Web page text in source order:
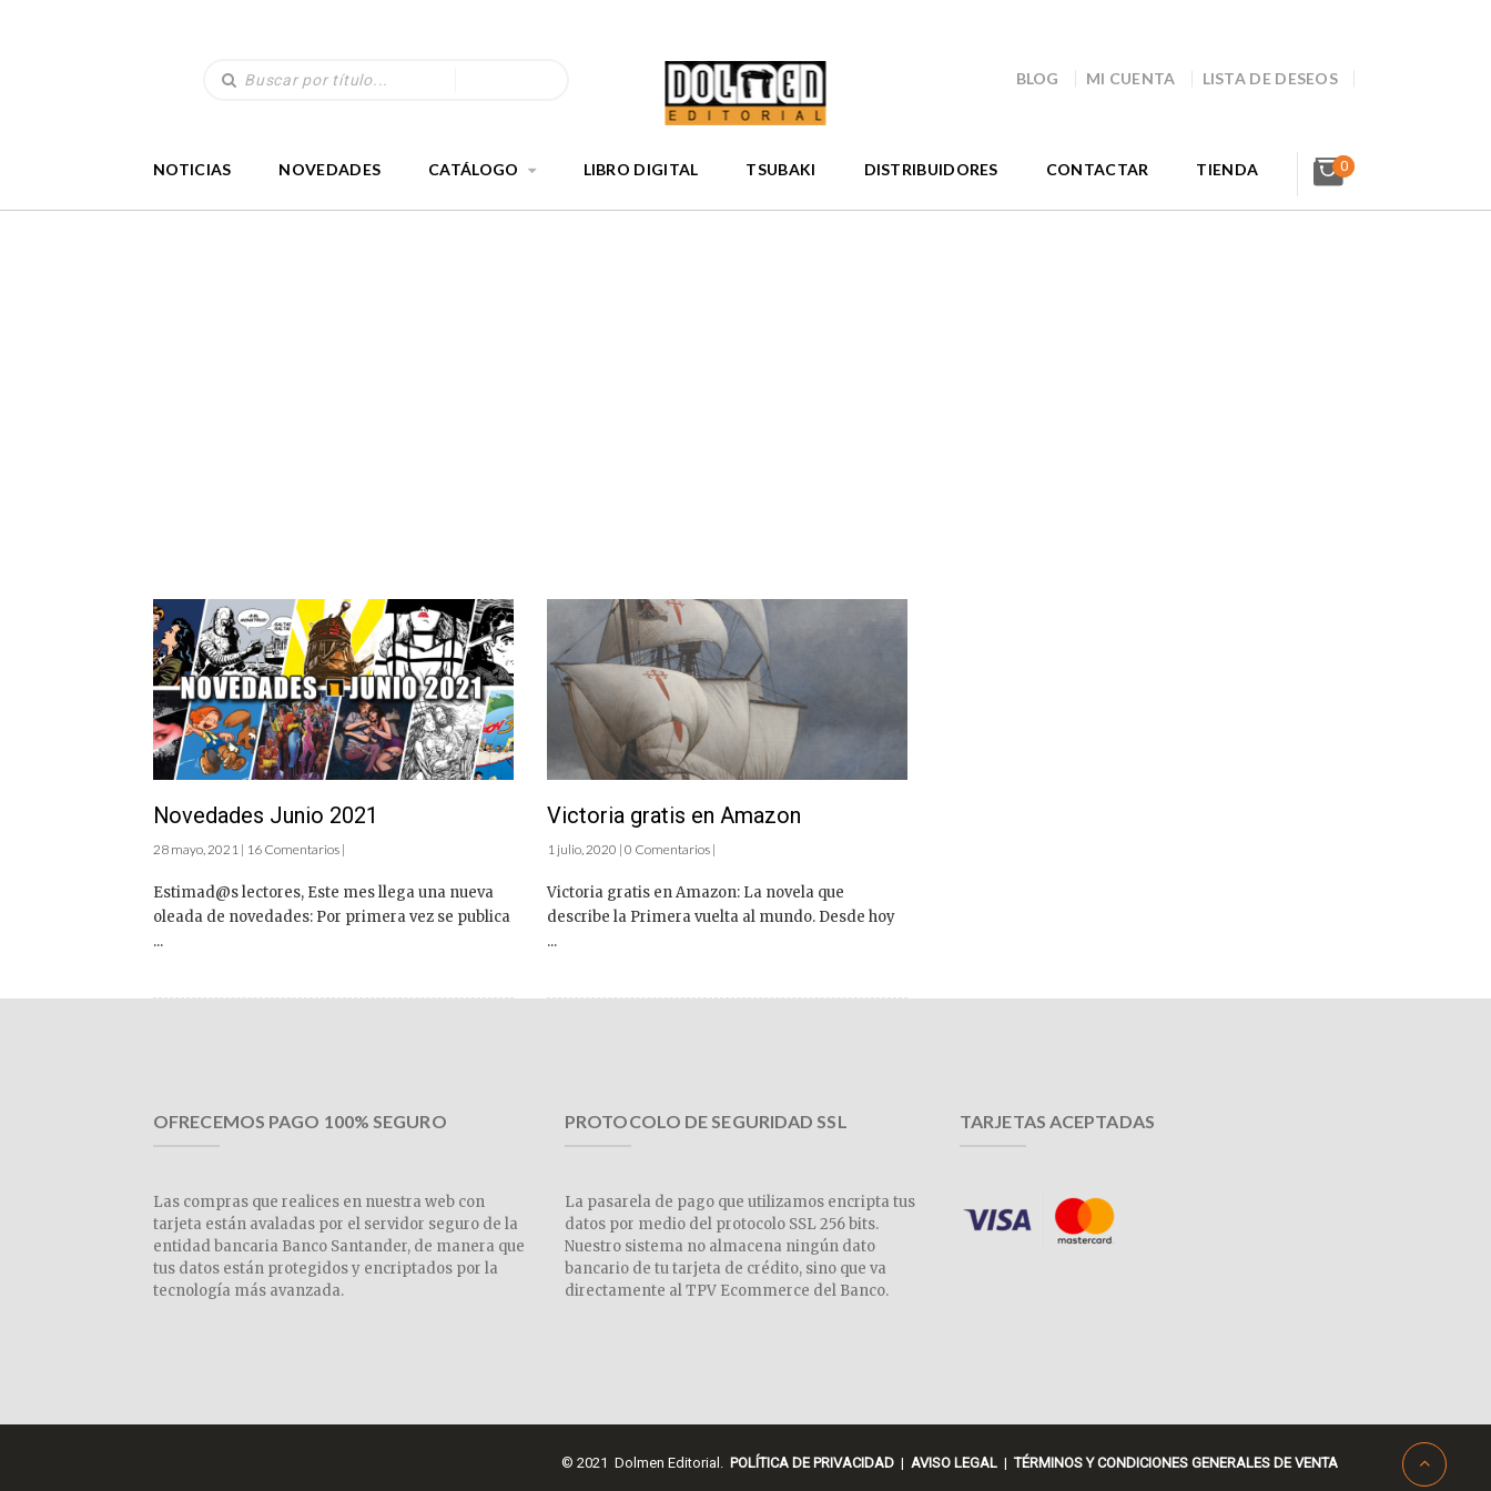
BLOG MI CUENTA LISTA DE DESEOS
NOTICIAS NOVEDADES CATÁLOGO LIBRO DIGITAL TSUBAKI DISTRIBUIDORES CONTACTAR TIENDA 0
Novedades Junio 2021
28 mayo, 2021 | 16 Comentarios |
Estimad@s lectores, Este mes llega una nueva
oleada de novedades: Por primera vez se publica
...
Victoria gratis en Amazon
1 julio, 2020 | 0 Comentarios |
Victoria gratis en Amazon: La novela que
describe la Primera vuelta al mundo. Desde hoy
...
OFRECEMOS PAGO 100% SEGURO
Las compras que realices en nuestra web con
tarjeta están avaladas por el servidor seguro de la
entidad bancaria Banco Santander, de manera que
tus datos están protegidos y encriptados por la
tecnología más avanzada.
PROTOCOLO DE SEGURIDAD SSL
La pasarela de pago que utilizamos encripta tus
datos por medio del protocolo SSL 256 bits.
Nuestro sistema no almacena ningún dato
bancario de tu tarjeta de crédito, sino que va
directamente al TPV Ecommerce del Banco.
TARJETAS ACEPTADAS
© 2021 Dolmen Editorial. POLÍTICA DE PRIVACIDAD | AVISO LEGAL |TÉRMINOS Y CONDICIONES GENERALES DE VENTA